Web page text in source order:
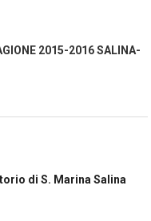
2015-2016 SALINA-
di S. Marina Salina